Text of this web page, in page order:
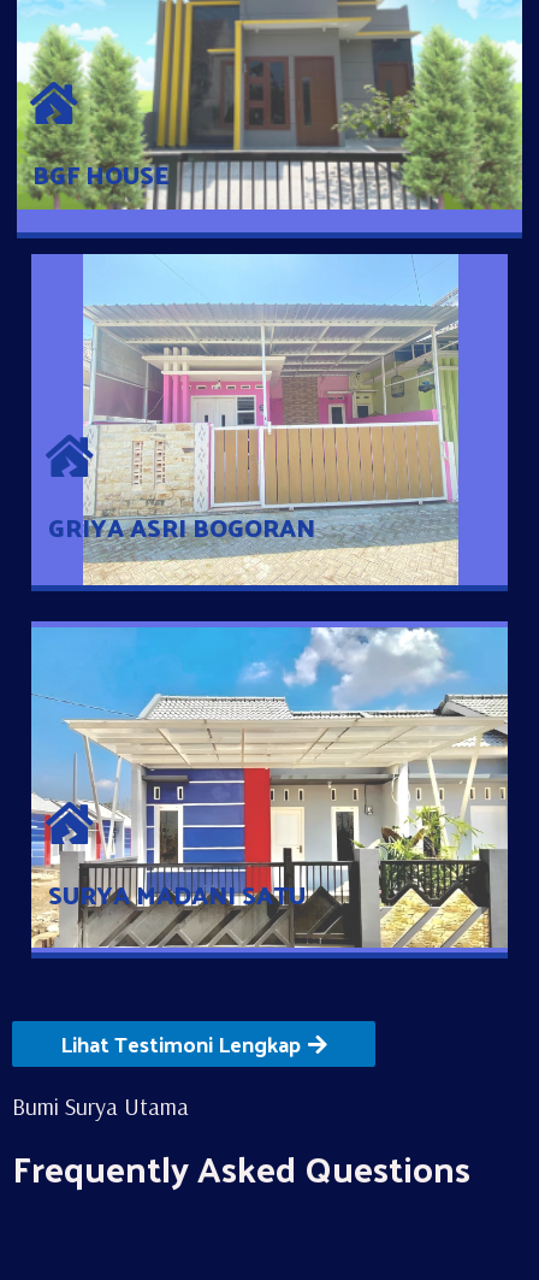
BGF HOUSE
BGF HOUSE
Hunian Mewah Pusat Kota dengan fasilitas Free Desain, Dapur,
Parkir Mobil dengan 3 Kamar Tidur dan 2 Kamar Mandi.
GRIYA ASRI BOGORAN
GRIYA ASRI BOGORAN
Desain Modern Minimalis dengan Konsep Rumah Pintar
Sehingga Memudahkan Penghuni mengakses rumahnya
dengan Ponsel
SURYA MADANI SATU
SURYA MADANI SATU
Satu-satunya Hunian nyaman dengan harga subsidi hanya 100
jutaan dengan lokasi strategis di Tuban
Lihat Testimoni Lengkap
Bumi Surya Utama
Frequently Asked Questions